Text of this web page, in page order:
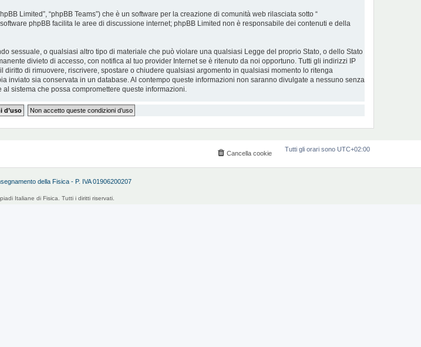
Limited”, “phpBB Teams”) che è un software per la creazione di comunità web rilasciata sotto “
software phpBB facilita le aree di discussione internet; phpBB Limited non è responsabile dei contenuti e della
sessuale, o qualsiasi altro tipo di materiale che può violare una qualsiasi Legge del proprio Stato, o dello Stato
divieto di accesso, con notifica al tuo provider Internet se è ritenuto da noi opportuno. Tutti gli indirizzi IP
di rimuovere, riscrivere, spostare o chiudere qualsiasi argomento in qualsiasi momento lo ritenga
sia conservata in un database. Al contempo queste informazioni non saranno divulgate a nessuno senza
sistema che possa compromettere queste informazioni.
Tutti gli orari sono UTC+02:00
Cancella cookie
della Fisica - P. IVA 01906200207
Italiane di Fisica. Tutti i diritti riservati.